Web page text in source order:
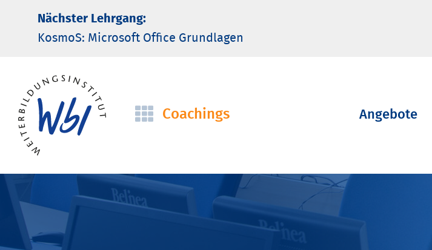
Nächster Lehrgang:
KosmoS: Microsoft Office Grund­lagen
Navigation
Coachings
Navigation
Angebote